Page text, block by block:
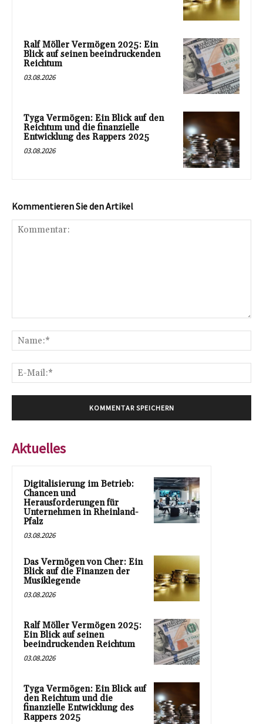
Ralf Möller Vermögen 2025: Ein
Blick auf seinen beeindruckenden
Reichtum
03.08.2026
Tyga Vermögen: Ein Blick auf den
Reichtum und die finanzielle
Entwicklung des Rappers 2025
03.08.2026
Kommentieren Sie den Artikel
Aktuelles
Digitalisierung im Betrieb:
Chancen und
Herausforderungen für
Unternehmen in Rheinland-
Pfalz
03.08.2026
Das Vermögen von Cher: Ein
Blick auf die Finanzen der
Musiklegende
03.08.2026
Ralf Möller Vermögen 2025:
Ein Blick auf seinen
beeindruckenden Reichtum
03.08.2026
Tyga Vermögen: Ein Blick auf
den Reichtum und die
finanzielle Entwicklung des
Rappers 2025